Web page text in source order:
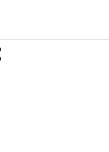
bo på
Vänligen
from